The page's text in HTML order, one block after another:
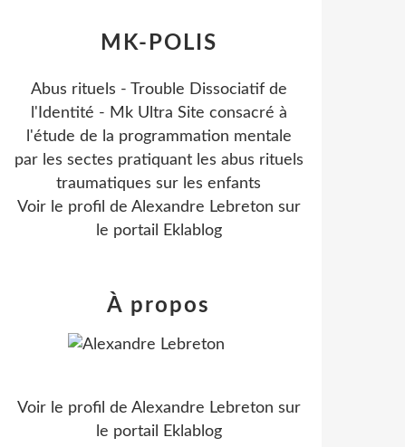
MK-POLIS
Abus rituels - Trouble Dissociatif de
l'Identité - Mk Ultra Site consacré à
l'étude de la programmation mentale
par les sectes pratiquant les abus rituels
traumatiques sur les enfants
Voir le profil de Alexandre Lebreton sur
le portail Eklablog
À propos
Voir le profil de Alexandre Lebreton sur
le portail Eklablog